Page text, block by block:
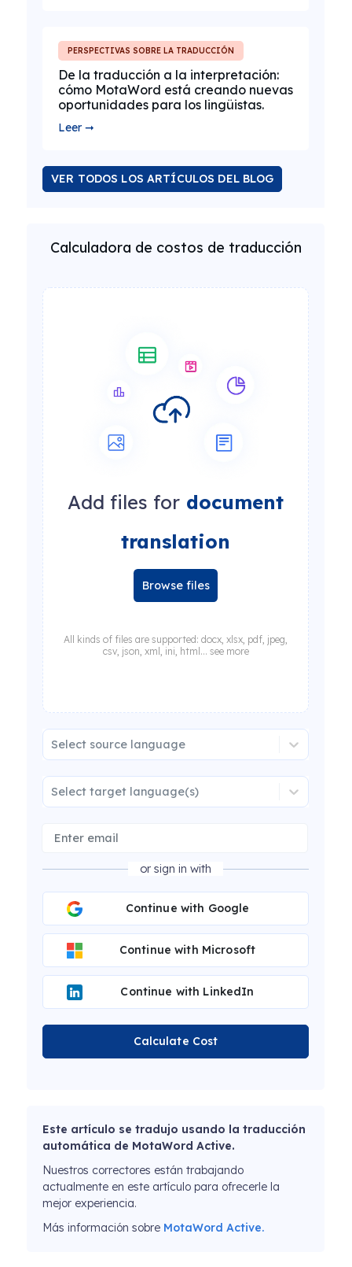
PERSPECTIVAS SOBRE LA TRADUCCIÓN
De la traducción a la interpretación:
cómo MotaWord está creando nuevas
oportunidades para los lingüistas.
Leer ➞
VER TODOS LOS ARTÍCULOS DEL BLOG
Calculadora de costos de traducción
Add files for document
translation
Browse files
All kinds of files are supported: docx, xlsx, pdf, jpeg,
csv, json, xml, ini, html... see more
Select source language
Select target language(s)
or sign in with
Continue with Google
Continue with Microsoft
Continue with LinkedIn
Calculate Cost
Este artículo se tradujo usando la traducción
automática de MotaWord Active.
Nuestros correctores están trabajando
actualmente en este artículo para ofrecerle la
mejor experiencia.
Más información sobre MotaWord Active.